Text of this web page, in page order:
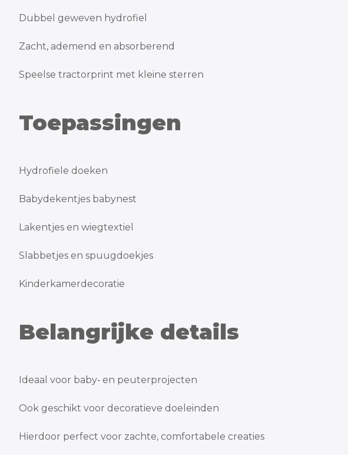
Dubbel geweven hydrofiel
Zacht, ademend en absorberend
Speelse tractorprint met kleine sterren
Toepassingen
Hydrofiele doeken
Babydekentjes babynest
Lakentjes en wiegtextiel
Slabbetjes en spuugdoekjes
Kinderkamerdecoratie
Belangrijke details
Ideaal voor baby‑ en peuterprojecten
Ook geschikt voor decoratieve doeleinden
Hierdoor perfect voor zachte, comfortabele creaties